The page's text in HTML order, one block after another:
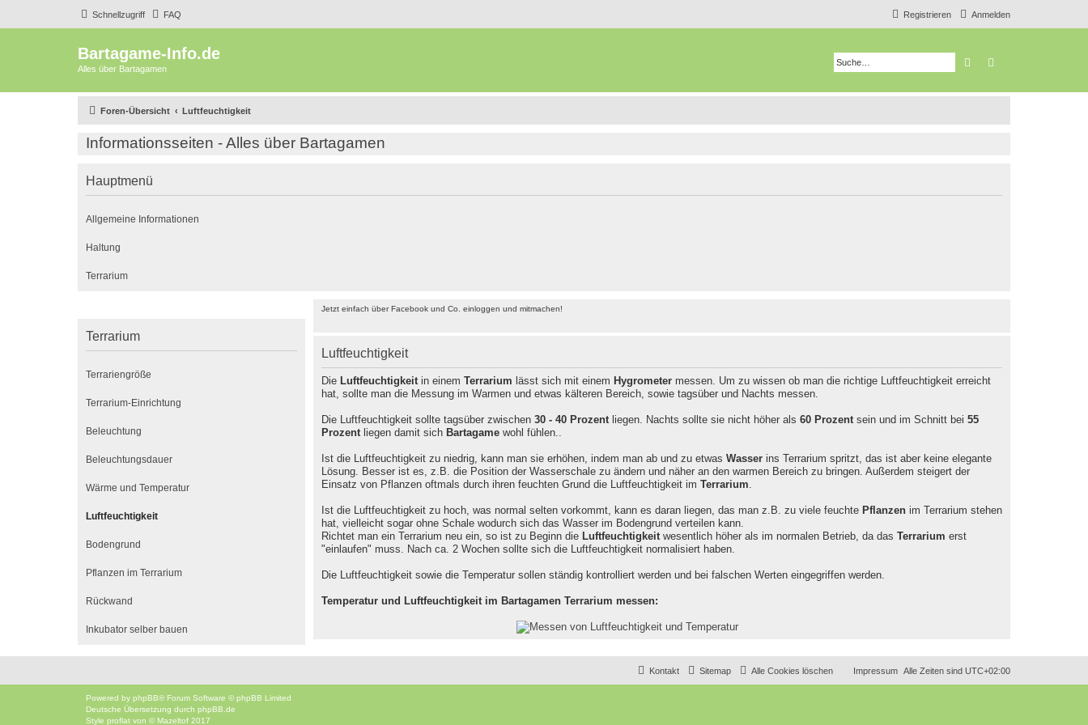
Schnellzugriff FAQ Anmelden
Registrieren
Bartagame-Info.de
Alles über Bartagamen Suche
Foren-Übersicht Luftfeuchtigkeit
Informationsseiten - Alles über Bartagamen
Hauptmenü
Allgemeine Informationen
Haltung
Terrarium
Jetzt einfach über Facebook und Co. einloggen und mitmachen!
Luftfeuchtigkeit
Die Luftfeuchtigkeitin einem Terrarium lässt sich mit einem Hygrometermessen. Um zu wissen ob man die richtige Luftfeuchtigkeit erreicht
hat, sollte man die Messung im Warmen und etwas kälteren Bereich, sowie tagsüber und Nachts messen.
Die Luftfeuchtigkeit sollte tagsüber zwischen 30 - 40 Prozentliegen. Nachts sollte sie nicht höher als 60 Prozentsein und im Schnitt bei 55
Prozentliegen damit sich Bartagamewohl fühlen..
Ist die Luftfeuchtigkeit zu niedrig, kann man sie erhöhen, indem man ab und zu etwas Wasserins Terrarium spritzt, das ist aber keine elegante
Lösung. Besser ist es, z.B. die Position der Wasserschale zu ändern und näher an den warmen Bereich zu bringen. Außerdem steigert der
Einsatz von Pflanzen oftmals durch ihren feuchten Grund die Luftfeuchtigkeit im Terrarium
Ist die Luftfeuchtigkeit zu hoch, was normal selten vorkommt, kann es daran liegen, das man z.B. zu viele feuchte Pflanzenim Terrarium stehen
hat, vielleicht sogar ohne Schale wodurch sich das Wasser im Bodengrund verteilen kann.
Richtet man ein Terrarium neu ein, so ist zu Beginn die Luftfeuchtigkeitwesentlich höher als im normalen Betrieb, da das Terrarium erst
"einlaufen" muss. Nach ca. 2 Wochen sollte sich die Luftfeuchtigkeit normalisiert haben.
Die Luftfeuchtigkeit sowie die Temperatur sollen ständig kontrolliert werden und bei falschen Werten eingegriffen werden.
Temperatur und Luftfeuchtigkeit im Bartagamen Terrarium messen:
Terrarium
Terrariengröße
Terrarium-Einrichtung
Beleuchtung
Beleuchtungsdauer
Wärme und Temperatur
Luftfeuchtigkeit
Bodengrund
Pflanzen im Terrarium
Rückwand
Inkubator selber bauen
Alle Zeiten sind UTC+02:00
Impressum
Alle Cookies löschen
Sitemap
Kontakt
Powered by phpBB® Forum Software © phpBB Limited
Deutsche Übersetzung durch phpBB.de
Style proflat von © Mazeltof 2017